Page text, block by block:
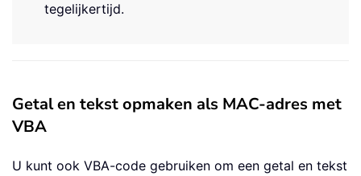
tegelijkertijd.
Getal en tekst opmaken als MAC-adres met
VBA
U kunt ook VBA-code gebruiken om een getal en tekst